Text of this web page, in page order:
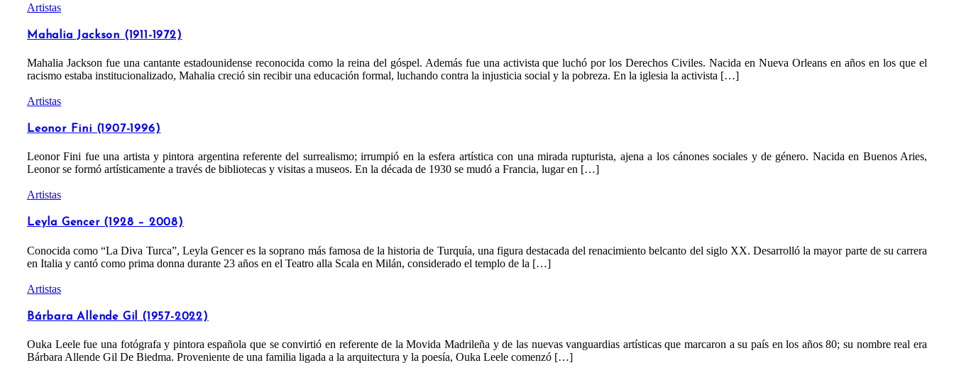
Artistas
Mahalia Jackson (1911-1972)
Mahalia Jackson fue una cantante estadounidense reconocida como la reina del góspel. Además fue una activista que luchó por los Derechos Civiles. Nacida en Nueva Orleans en años en los que el
racismo estaba institucionalizado, Mahalia creció sin recibir una educación formal, luchando contra la injusticia social y la pobreza. En la iglesia la activista […]
Artistas
Leonor Fini (1907-1996)
Leonor Fini fue una artista y pintora argentina referente del surrealismo; irrumpió en la esfera artística con una mirada rupturista, ajena a los cánones sociales y de género. Nacida en Buenos Aries,
Leonor se formó artísticamente a través de bibliotecas y visitas a museos. En la década de 1930 se mudó a Francia, lugar en […]
Artistas
Leyla Gencer (1928 – 2008)
Conocida como “La Diva Turca”, Leyla Gencer es la soprano más famosa de la historia de Turquía, una figura destacada del renacimiento belcanto del siglo XX. Desarrolló la mayor parte de su carrera
en Italia y cantó como prima donna durante 23 años en el Teatro alla Scala en Milán, considerado el templo de la […]
Artistas
Bárbara Allende Gil (1957-2022)
Ouka Leele fue una fotógrafa y pintora española que se convirtió en referente de la Movida Madrileña y de las nuevas vanguardias artísticas que marcaron a su país en los años 80; su nombre real era
Bárbara Allende Gil De Biedma. Proveniente de una familia ligada a la arquitectura y la poesía, Ouka Leele comenzó […]